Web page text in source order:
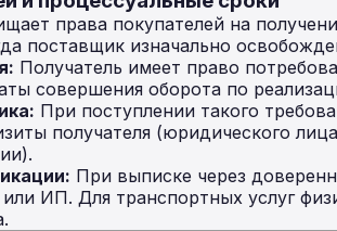
права покупателей на
поставщик изначально
Получатель имеет право
совершения оборота по
При поступлении такого
получателя (юридического
При выписке через
ИП. Для транспортных услуг